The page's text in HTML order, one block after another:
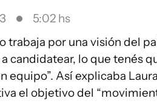
5:02 hs
trabaja por una visión del
candidatear, lo que tenés
equipo”. Así explicaba
el objetivo del